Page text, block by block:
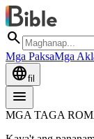
search
Mga PaksaMga
languagefil
menu
MGA TAGA